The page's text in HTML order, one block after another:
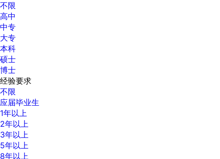
不限
高中
中专
大专
本科
硕士
博士
经验要求
不限
应届毕业生
1年以上
2年以上
3年以上
5年以上
8年以上